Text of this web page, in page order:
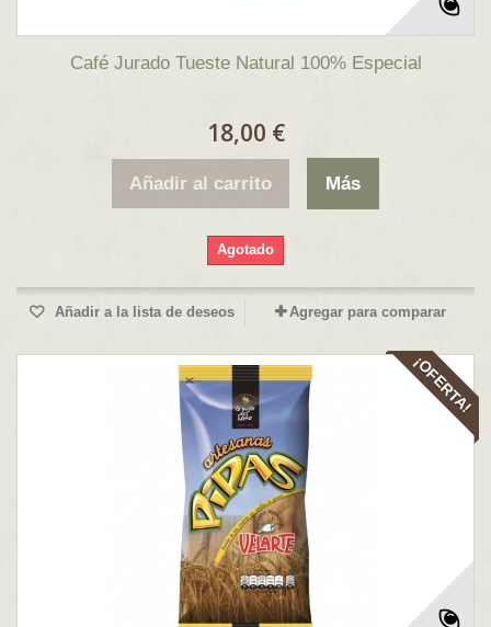
Café Jurado Tueste Natural 100% Especial
18,00 €
Añadir al carrito Más
Agotado
Añadir a la lista de deseos Agregar para comparar
¡OFERTA!